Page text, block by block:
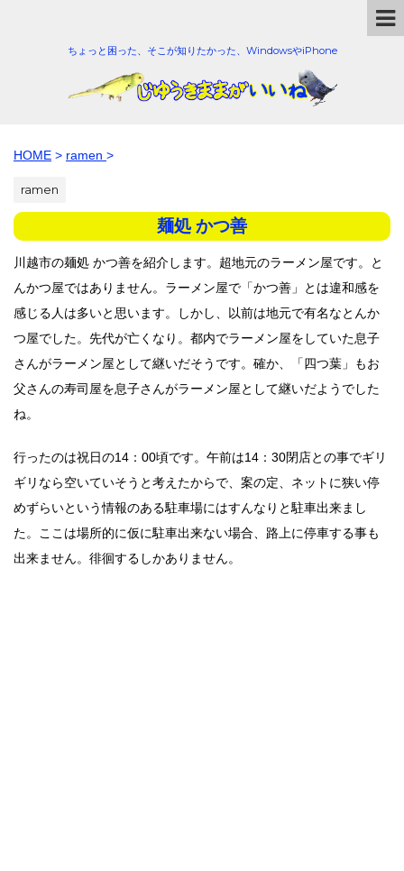
ちょっと困った、そこが知りたかった、WindowsやiPhone
HOME > ramen >
ramen
麺処 かつ善
川越市の麺処 かつ善を紹介します。超地元のラーメン屋です。と
んかつ屋ではありません。ラーメン屋で「かつ善」とは違和感を
感じる人は多いと思います。しかし、以前は地元で有名なとんか
つ屋でした。先代が亡くなり。都内でラーメン屋をしていた息子
さんがラーメン屋として継いだそうです。確か、「四つ葉」もお
父さんの寿司屋を息子さんがラーメン屋として継いだようでした
ね。
行ったのは祝日の14：00頃です。午前は14：30閉店との事でギリ
ギリなら空いていそうと考えたからで、案の定、ネットに狭い停
めずらいという情報のある駐車場にはすんなりと駐車出来まし
た。ここは場所的に仮に駐車出来ない場合、路上に停車する事も
出来ません。徘徊するしかありません。